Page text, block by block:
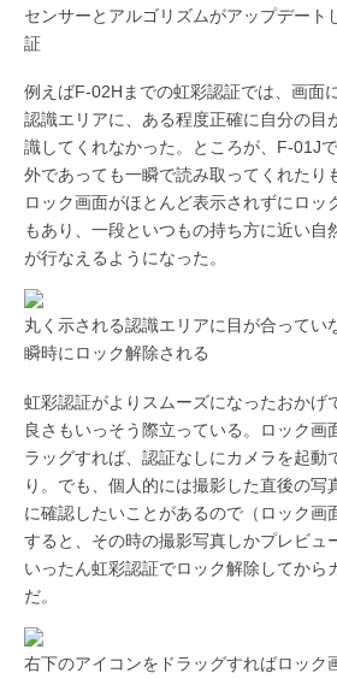
センサーとアルゴリズムがアップデート
証
例えばF-02Hまでの虹彩認証では、画面
認識エリアに、ある程度正確に自分の目
識してくれなかった。ところが、F-01J
外であっても一瞬で読み取ってくれたり
ロック画面がほとんど表示されずにロッ
もあり、一段といつもの持ち方に近い自
が行なえるようになった。
丸く示される認識エリアに目が合ってい
瞬時にロック解除される
虹彩認証がよりスムーズになったおかげ
良さもいっそう際立っている。ロック画
ラッグすれば、認証なしにカメラを起動
り。でも、個人的には撮影した直後の写
に確認したいことがあるので（ロック画
すると、その時の撮影写真しかプレビュ
いったん虹彩認証でロック解除してから
だ。
右下のアイコンをドラッグすればロック